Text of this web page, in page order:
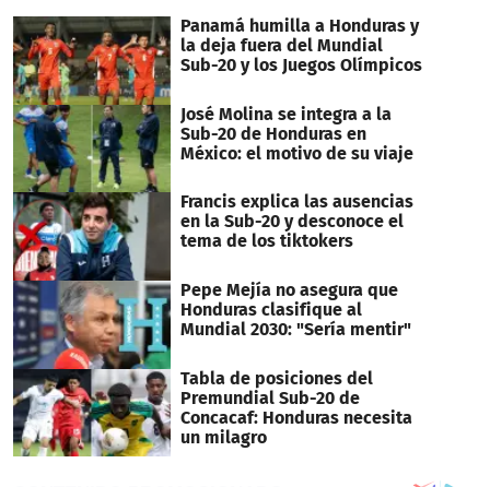
Panamá humilla a Honduras y
la deja fuera del Mundial
Sub-20 y los Juegos Olímpicos
José Molina se integra a la
Sub-20 de Honduras en
México: el motivo de su viaje
Francis explica las ausencias
en la Sub-20 y desconoce el
tema de los tiktokers
Pepe Mejía no asegura que
Honduras clasifique al
Mundial 2030: "Sería mentir"
Tabla de posiciones del
Premundial Sub-20 de
Concacaf: Honduras necesita
un milagro